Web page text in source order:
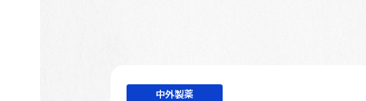
中外製薬